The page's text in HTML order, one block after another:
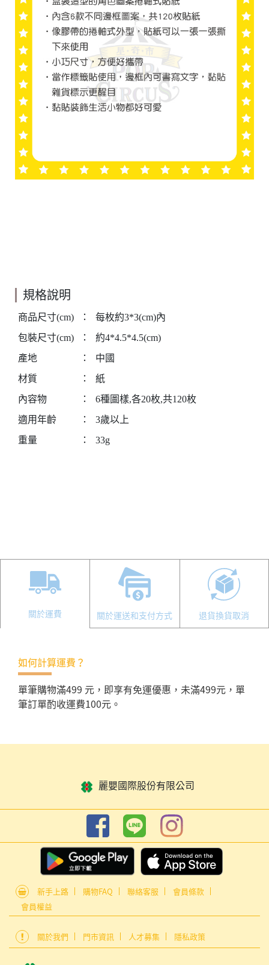
規格說明
商品尺寸(cm) ：
每枚約3*3(cm)內
包裝尺寸(cm)
：
約4*4.5*4.5(cm)
產地
：
中國
材質
：
紙
內容物
：
6種圖樣,各20枚,共120枚
適用年齡
：
3歲以上
重量
： 33g
關於運費 關於運送和支付方式 退貨換貨取消
如何計算運費？
單筆購物滿499 元，即享有免運優惠，未滿499元，單
筆訂單酌收運費100元。
麗嬰國際股份有限公司
新手上路 購物FAQ 聯絡客服
會員條款
會員權益
關於我們 門市資訊 人才募集 隱私政策